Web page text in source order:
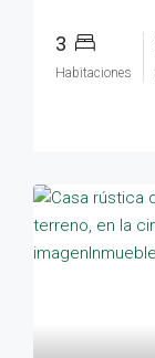
3
Habitaciones